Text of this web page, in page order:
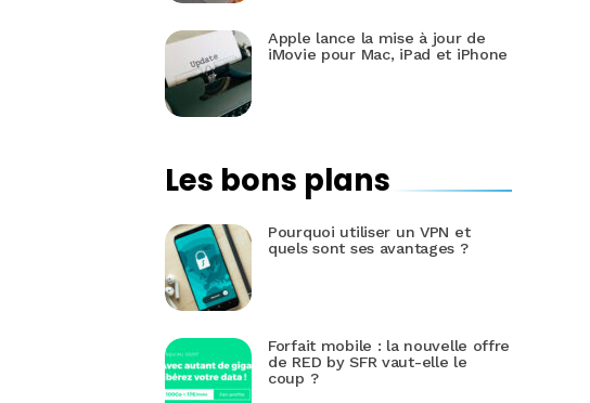
Apple lance la mise à jour de
iMovie pour Mac, iPad et iPhone
Les bons plans
Pourquoi utiliser un VPN et
quels sont ses avantages ?
Forfait mobile : la nouvelle offre
de RED by SFR vaut-elle le
coup ?